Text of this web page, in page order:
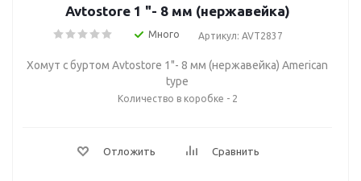
Avtostore 1 "- 8 мм (нержавейка)
Много Артикул: AVT2837
Хомут с буртом Avtostore 1"- 8 мм (нержавейка) American
type
Количество в коробке - 2
Отложить Сравнить